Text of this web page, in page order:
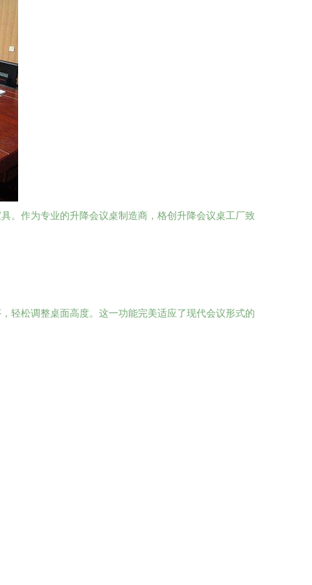
。作为专业的升降会议桌制造商，格创升降会议桌工厂致
轻松调整桌面高度。这一功能完美适应了现代会议形式的